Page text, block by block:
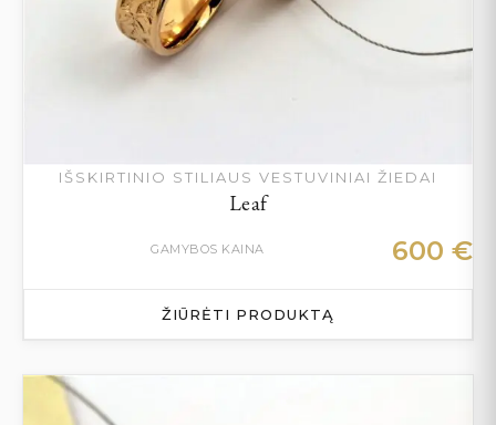
IŠSKIRTINIO STILIAUS VESTUVINIAI ŽIEDAI
Leaf
GAMYBOS KAINA 600 €
ŽIŪRĖTI PRODUKTĄ